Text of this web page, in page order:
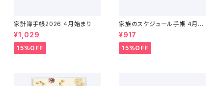
家計簿手帳2026 4月始まり （2
026年3月〜2027年4月）
¥1,029
15%OFF
家族のスケジュール手帳 4月始
まり（2026年3月〜2027年4
月）
¥917
15%OFF